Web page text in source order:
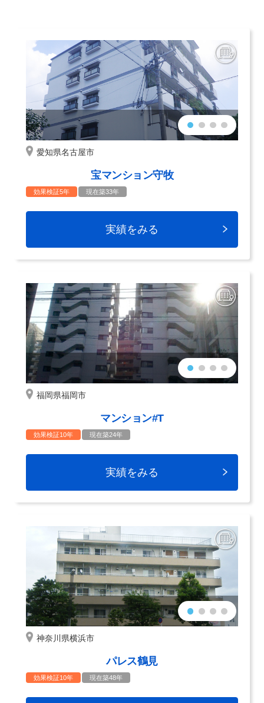
愛知県名古屋市
宝マンション守牧
効果検証5年 現在築33年
実績をみる
福岡県福岡市
マンション#T
効果検証10年 現在築24年
実績をみる
神奈川県横浜市
パレス鶴見
効果検証10年 現在築48年